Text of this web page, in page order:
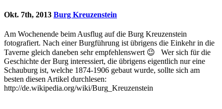
Okt. 7th, 2013 Burg Kreuzenstein
Am Wochenende beim Ausflug auf die Burg Kreuzenstein
fotografiert. Nach einer Burgführung ist übrigens die Einkehr in die
Taverne gleich daneben sehr empfehlenswert 😉 Wer sich für die
Geschichte der Burg interessiert, die übrigens eigentlich nur eine
Schauburg ist, welche 1874-1906 gebaut wurde, sollte sich am
besten diesen Artikel durchlesen:
http://de.wikipedia.org/wiki/Burg_Kreuzenstein